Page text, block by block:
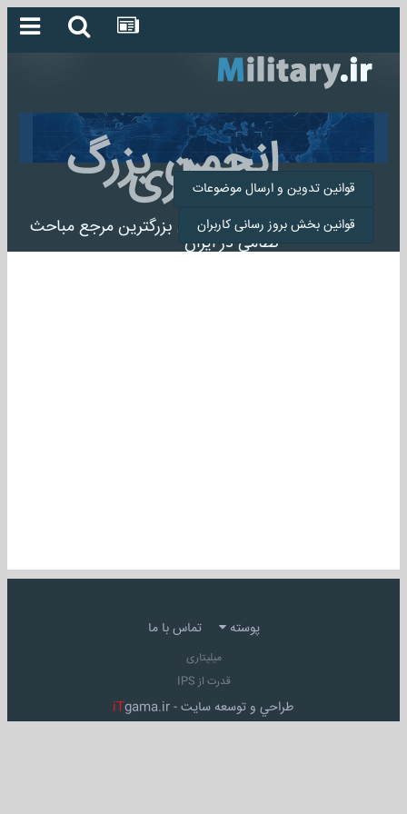
انجمن بزرگ
میلیتاری
انجمن میلیتاری بزرگترین مرجع مباحث
نظامی در ایران
قوانین تدوین و ارسال موضوعات
قوانین بخش بروز رسانی کاربران
پوسته تماس با ما
میلیتاری
قدرت از IPS
طراحي و توسعه سايت - iTgama.ir